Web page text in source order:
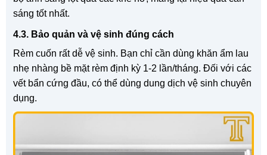
sáng tốt nhất.
4.3. Bảo quản và vệ sinh đúng cách
Rèm cuốn rất dễ vệ sinh. Bạn chỉ cần dùng khăn ẩm lau
nhẹ nhàng bề mặt rèm định kỳ 1-2 lần/tháng. Đối với các
vết bẩn cứng đầu, có thể dùng dung dịch vệ sinh chuyên
dụng.